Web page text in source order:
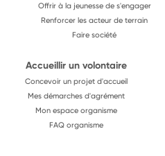
Offrir à la jeunesse de s'engager
Renforcer les acteur de terrain
Faire société
Accueillir un volontaire
Concevoir un projet d'accueil
Mes démarches d'agrément
Mon espace organisme
FAQ organisme